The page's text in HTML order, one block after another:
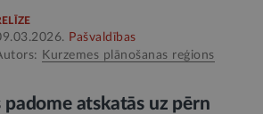
Pašvaldības
Kurzemes plānošanas reģions
padome atskatās uz pērn